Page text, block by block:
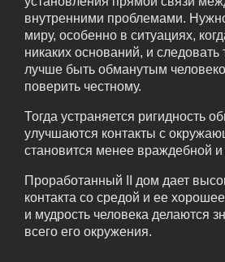
внутренними проблемами.
миру, особенно в ситуациях,
никаких оснований, и следовать
лучше быть обманутым
поверить честному.
Тогда устраняется ригидность
улучшаются контакты с
становится менее враждебной и
Проработанный II дом дает
контакта со средой и ее
и мудрость человека делаются
всего его окружения.